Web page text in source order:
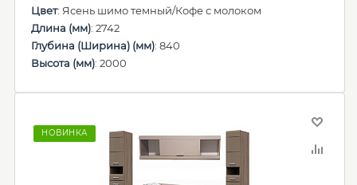
Цвет: Ясень шимо темный/Кофе с молоком
Длина (мм): 2742
Глубина (Ширина) (мм): 840
Высота (мм): 2000
НОВИНКА